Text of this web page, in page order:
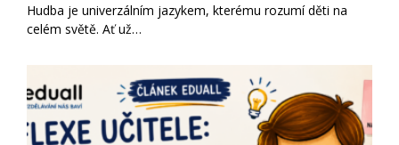
Hudba je univerzálním jazykem, kterému rozumí děti na
celém světě. Ať už…